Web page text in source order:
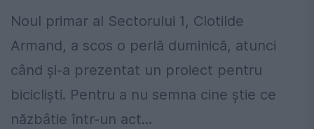
Noul primar al Sectorului 1, Clotilde
Armand, a scos o perlă duminică, atunci
când și-a prezentat un proiect pentru
bicicliști. Pentru a nu semna cine știe ce
năzbâtie într-un act...